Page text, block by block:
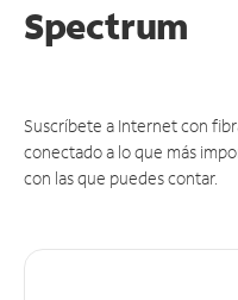
Spectrum
Suscríbete a Internet con
conectado a lo que más
con las que puedes contar.